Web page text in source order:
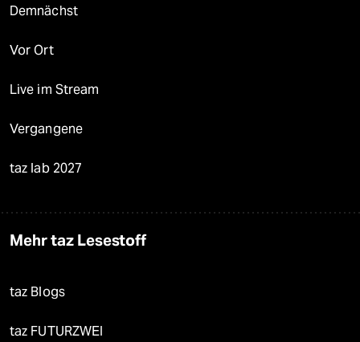
Demnächst
Vor Ort
Live im Stream
Vergangene
taz lab 2027
Mehr taz Lesestoff
taz Blogs
taz FUTURZWEI